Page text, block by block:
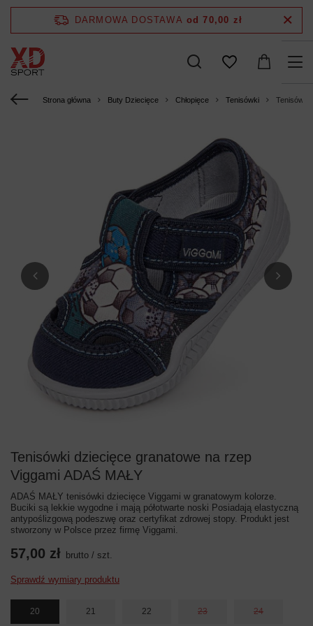
DARMOWA DOSTAWA od 70,00 zł
Strona główna Buty Dziecięce Chłopięce Tenisówki Tenisówki
Tenisówki dziecięce granatowe na rzep
Viggami ADAŚ MAŁY
ADAŚ MAŁY tenisówki dziecięce Viggami w granatowym kolorze.
Buciki są lekkie wygodne i mają półotwarte noski Posiadają elastyczną
antypoślizgową podeszwę oraz certyfikat zdrowej stopy. Produkt jest
stworzony w Polsce przez firmę Viggami.
57,00 zł brutto / szt.
Sprawdź wymiary produktu
20 21 22 23 24